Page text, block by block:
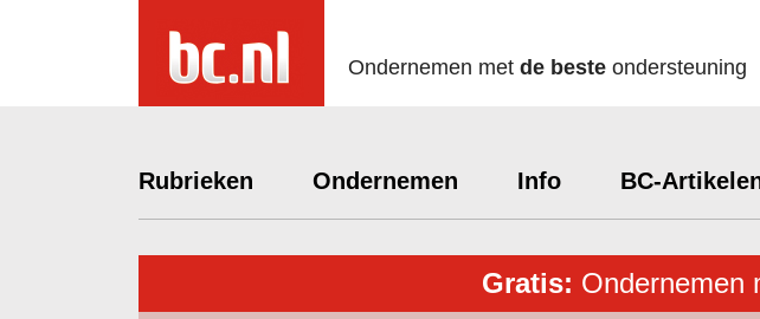
Ondernemen met de beste ondersteuning
Rubrieken Ondernemen Info BC-
Gratis: Ondernemen